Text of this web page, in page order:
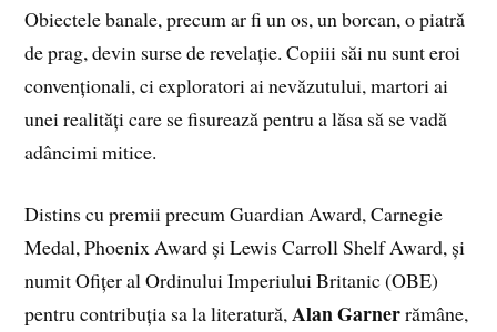
Obiectele banale, precum ar fi un os, un borcan, o piatră
de prag, devin surse de revelație. Copiii săi nu sunt eroi
convenționali, ci exploratori ai nevăzutului, martori ai
unei realități care se fisurează pentru a lăsa să se vadă
adâncimi mitice.
Distins cu premii precum Guardian Award, Carnegie
Medal, Phoenix Award și Lewis Carroll Shelf Award, și
numit Ofițer al Ordinului Imperiului Britanic (OBE)
pentru contribuția sa la literatură,Alan Garnerrămâne,